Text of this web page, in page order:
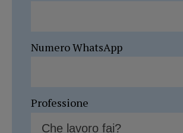
Numero WhatsApp
Professione